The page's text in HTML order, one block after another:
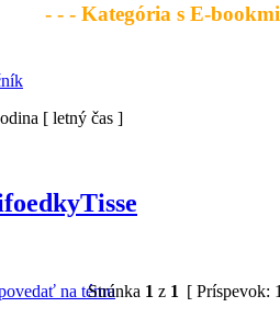
- - - Kategória s E-
[ letný čas ]
Stránka 1 z 1 [ Príspevok: